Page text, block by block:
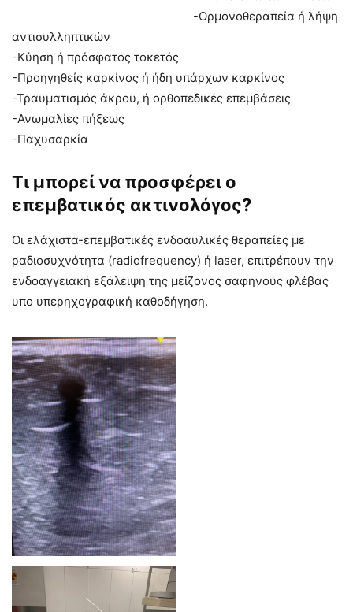
-Ορμονοθεραπεία ή λήψη
αντισυλληπτικών
-Κύηση ή πρόσφατος τοκετός
-Προηγηθείς καρκίνος ή ήδη υπάρχων καρκίνος
-Τραυματισμός άκρου, ή ορθοπεδικές επεμβάσεις
-Ανωμαλίες πήξεως
-Παχυσαρκία
Τι μπορεί να προσφέρει ο
επεμβατικός ακτινολόγος?
Οι ελάχιστα-επεμβατικές ενδοαυλικές θεραπείες με
ραδιοσυχνότητα (radiofrequency) ή laser, επιτρέπουν την
ενδοαγγειακή εξάλειψη της μείζονος σαφηνούς φλέβας
υπο υπερηχογραφική καθοδήγηση.